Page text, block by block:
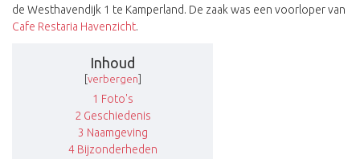
de Westhavendijk 1 te Kamperland. De zaak was een voorloper van
Cafe Restaria Havenzicht.
Inhoud
verbergen
1 Foto's
2 Geschiedenis
3 Naamgeving
4 Bijzonderheden